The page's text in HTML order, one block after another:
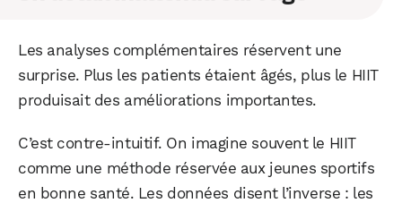
Les analyses complémentaires réservent une
surprise. Plus les patients étaient âgés, plus le HIIT
produisait des améliorations importantes.
C’est contre-intuitif. On imagine souvent le HIIT
comme une méthode réservée aux jeunes sportifs
en bonne santé. Les données disent l’inverse : les